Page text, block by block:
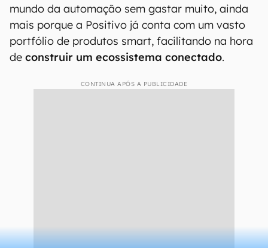
mundo da automação sem gastar muito, ainda
mais porque a Positivo já conta com um vasto
portfólio de produtos smart, facilitando na hora
de construir um ecossistema conectado.
CONTINUA APÓS A PUBLICIDADE